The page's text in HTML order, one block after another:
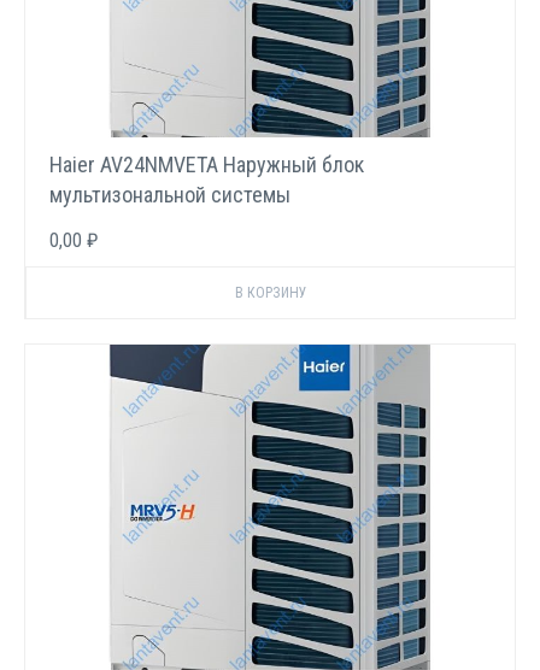
Haier AV24NMVETA Наружный блок
мультизональной системы
0,00 ₽